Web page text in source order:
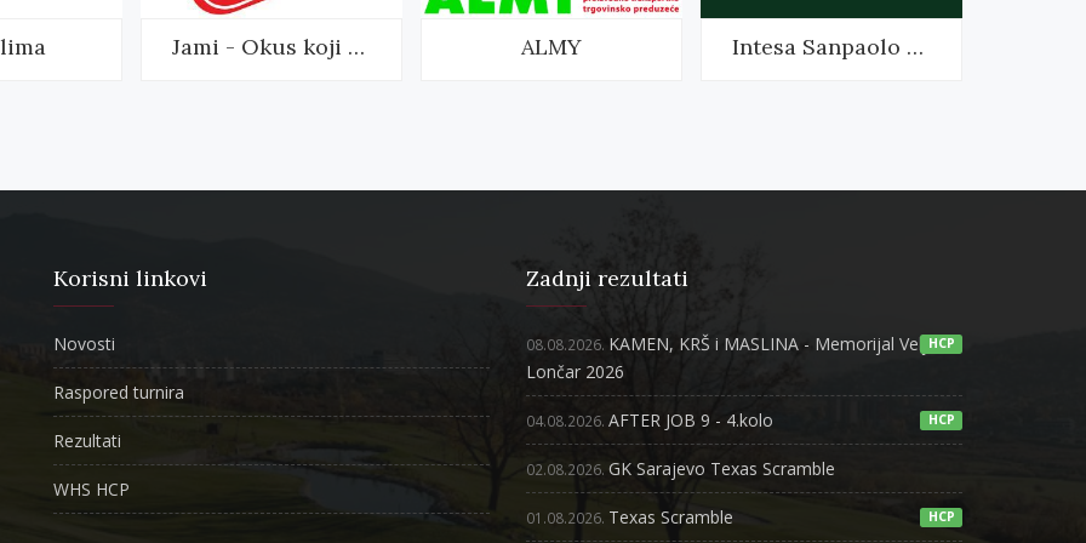
Jami - Okus koji mami ALMY Intesa Sanpaolo Banka
Korisni linkovi
Novosti
Raspored turnira
Rezultati
WHS HCP
Zadnji rezultati
08.08.2026. KAMEN, KRŠ i MASLINA - Memorijal Veljko
Lončar 2026
HCP
04.08.2026. AFTER JOB 9 - 4.kolo HCP
02.08.2026. GK Sarajevo Texas Scramble
01.08.2026. Texas Scramble HCP